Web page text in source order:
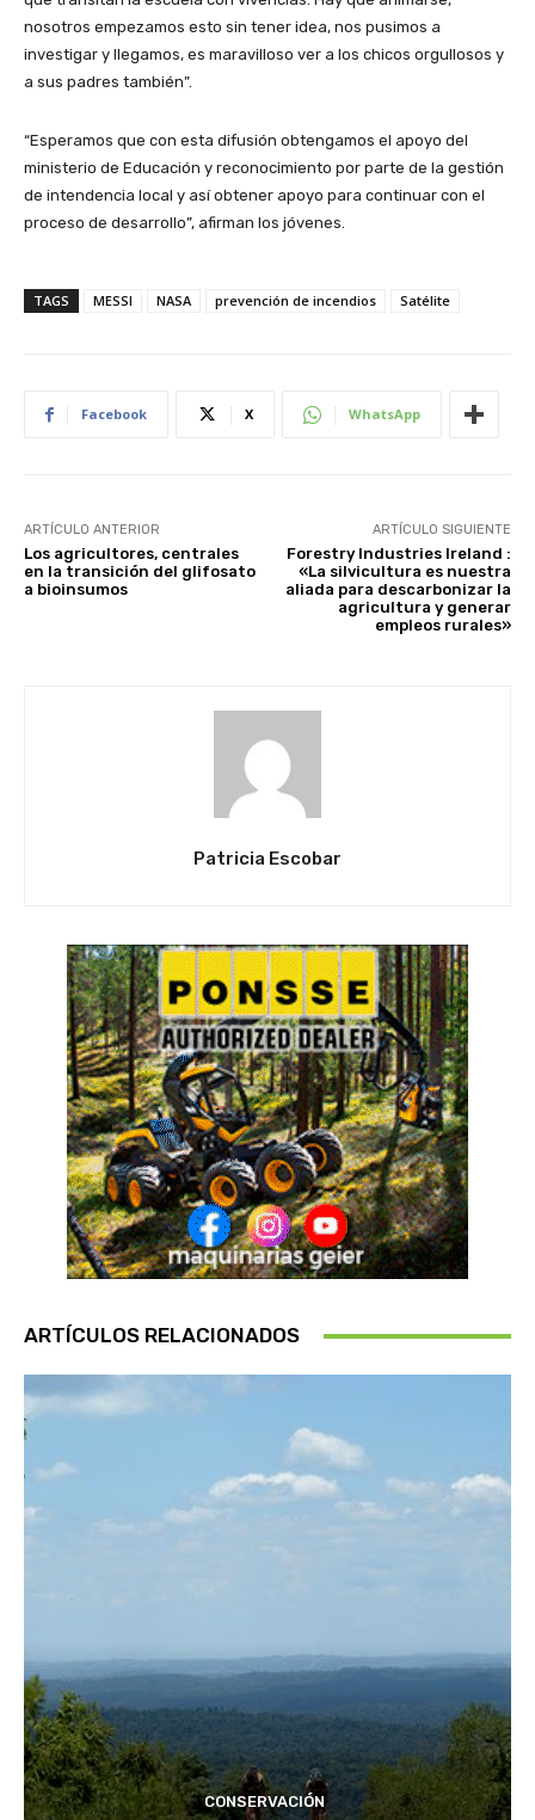
nosotros empezamos esto sin tener idea, nos pusimos a
investigar y llegamos, es maravilloso ver a los chicos orgullosos y
a sus padres también”.
“Esperamos que con esta difusión obtengamos el apoyo del
ministerio de Educación y reconocimiento por parte de la gestión
de intendencia local y así obtener apoyo para continuar con el
proceso de desarrollo”, afirman los jóvenes.
TAGS MESSI NASA prevención de incendios Satélite
Facebook X WhatsApp
ARTÍCULO ANTERIOR
Los agricultores, centrales
en la transición del glifosato
a bioinsumos
ARTÍCULO SIGUIENTE
Forestry Industries Ireland :
«La silvicultura es nuestra
aliada para descarbonizar la
agricultura y generar
empleos rurales»
Patricia Escobar
ARTÍCULOS RELACIONADOS
CONSERVACIÓN